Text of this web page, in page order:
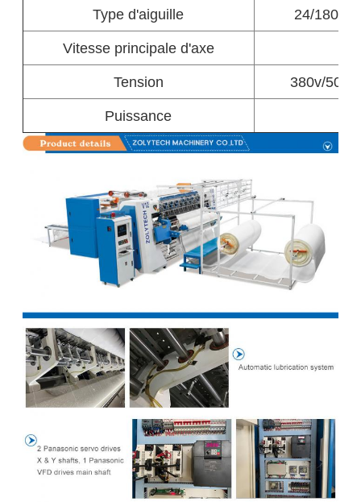
Type d'aiguille
24/180
Vitesse principale d'axe
Tension
380v/
Puissance